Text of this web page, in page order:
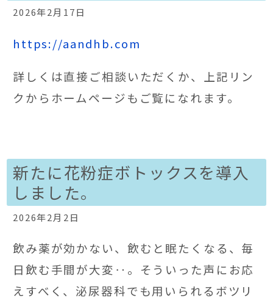
2026年2月17日
https://aandhb.com
詳しくは直接ご相談いただくか、上記リン
クからホームページもご覧になれます。
新たに花粉症ボトックスを導入
しました。
2026年2月2日
飲み薬が効かない、飲むと眠たくなる、毎
日飲む手間が大変‥。そういった声にお応
えすべく、泌尿器科でも用いられるボツリ